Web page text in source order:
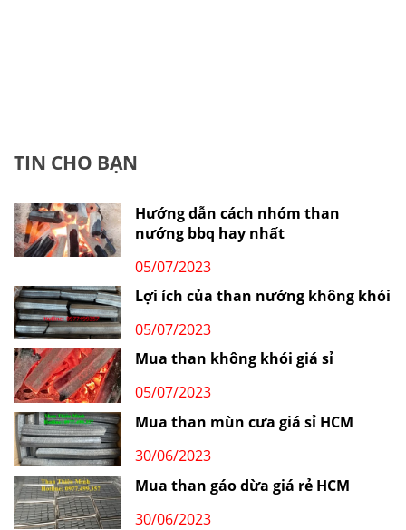
TIN CHO BẠN
Hướng dẫn cách nhóm than
nướng bbq hay nhất
05/07/2023
Lợi ích của than nướng không khói
05/07/2023
Mua than không khói giá sỉ
05/07/2023
Mua than mùn cưa giá sỉ HCM
30/06/2023
Mua than gáo dừa giá rẻ HCM
30/06/2023